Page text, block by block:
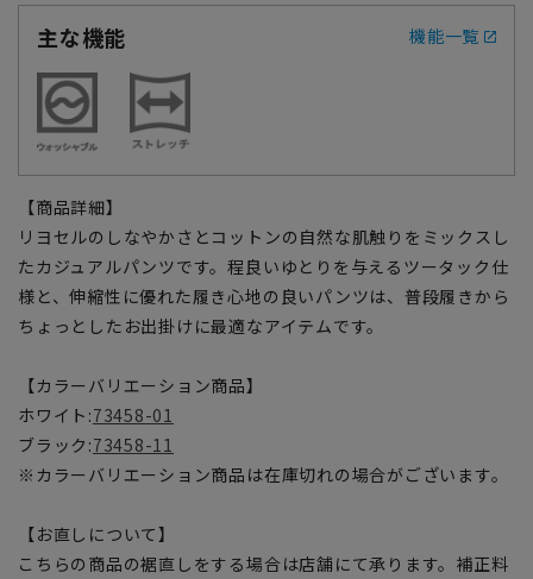
主な機能
機能一覧
【商品詳細】
リヨセルのしなやかさとコットンの自然な肌触りをミックスし
たカジュアルパンツです。程良いゆとりを与えるツータック仕
様と、伸縮性に優れた履き心地の良いパンツは、普段履きから
ちょっとしたお出掛けに最適なアイテムです。
【カラーバリエーション商品】
ホワイト:73458-01
ブラック:73458-11
※カラーバリエーション商品は在庫切れの場合がございます。
【お直しについて】
こちらの商品の裾直しをする場合は店舗にて承ります。補正料